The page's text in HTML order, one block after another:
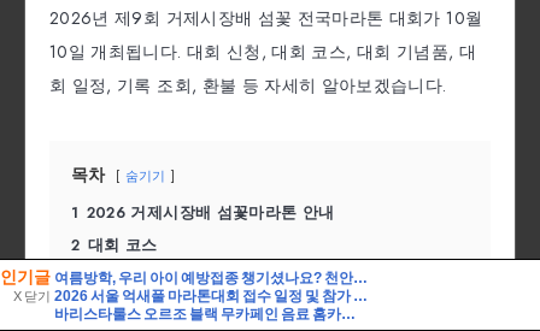
인기글
X 닫기
여름방학, 우리 아이 예방접종 챙기셨나요? 천안시 무료접종 안내
2026 서울 억새풀 마라톤대회 접수 일정 및 참가 정보
바리스타룰스 오르조 블랙 무카페인 음료 홈카페 활용 및 솔직 시음 후기